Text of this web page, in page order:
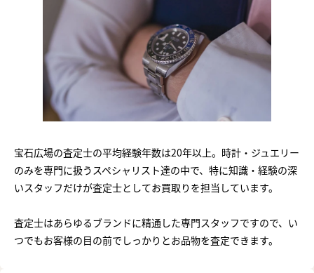
宝石広場の査定士の平均経験年数は20年以上。時計・ジュエリー
のみを専門に扱うスペシャリスト達の中で、特に知識・経験の深
いスタッフだけが査定士としてお買取りを担当しています。
査定士はあらゆるブランドに精通した専門スタッフですので、い
つでもお客様の目の前でしっかりとお品物を査定できます。